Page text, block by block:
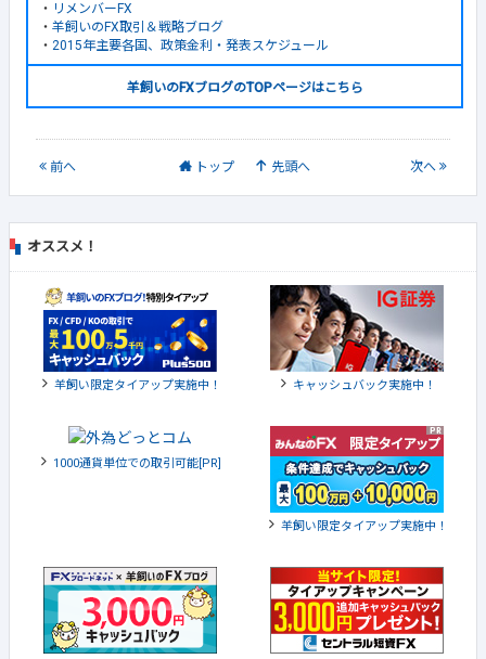
・ リメンバーFX
・ 羊飼いのFX取引＆戦略ブログ
・ 2015年主要各国、政策金利・発表スケジュール
羊飼いのFXブログのTOPページはこちら
前へ トップ 先頭へ 次へ
オススメ！
羊飼い限定タイアップ実施中！ キャッシュバック実施中！
1000通貨単位での取引可能[PR]
羊飼い限定タイアップ実施中！